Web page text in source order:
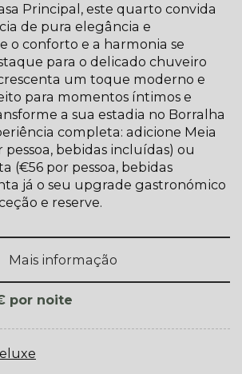
Principal, este quarto convida
de pura elegância e
o conforto e a harmonia se
para o delicado chuveiro
um toque moderno e
para momentos íntimos e
a sua estadia no Borralha
completa: adicione Meia
pessoa, bebidas incluídas) ou
(€56 por pessoa, bebidas
já o seu upgrade gastronómico
e reserve.
Mais informação
por noite